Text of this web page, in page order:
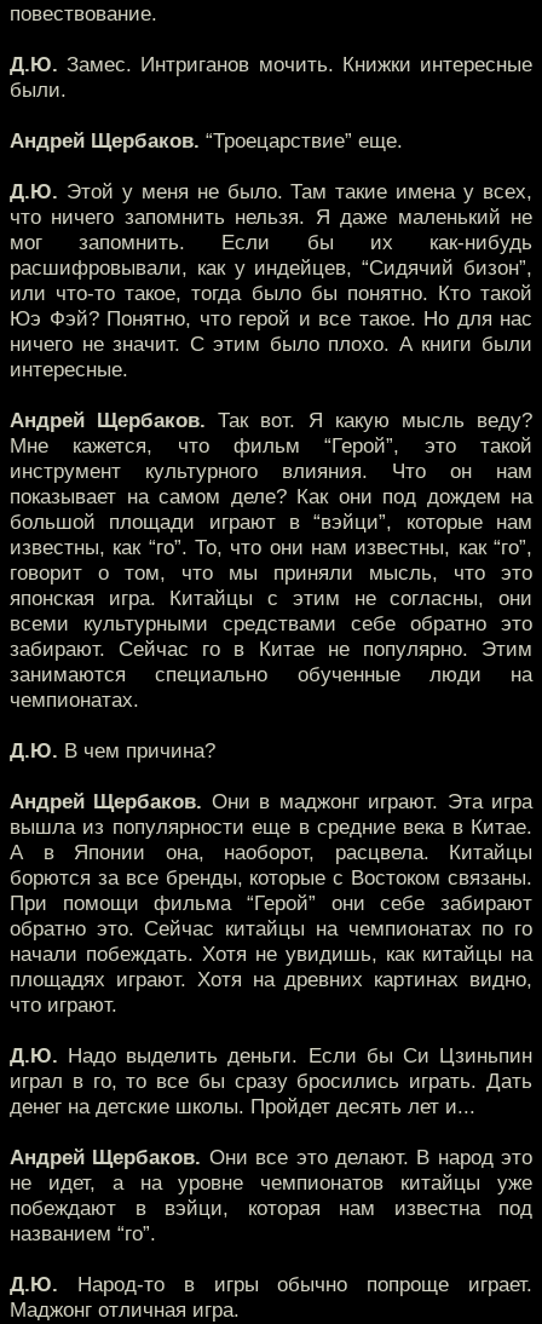
повествование.
Д.Ю. Замес. Интриганов мочить. Книжки интересные
были.
Андрей Щербаков. “Троецарствие” еще.
Д.Ю. Этой у меня не было. Там такие имена у всех,
что ничего запомнить нельзя. Я даже маленький не
мог запомнить. Если бы их как-нибудь
расшифровывали, как у индейцев, “Сидячий бизон”,
или что-то такое, тогда было бы понятно. Кто такой
Юэ Фэй? Понятно, что герой и все такое. Но для нас
ничего не значит. С этим было плохо. А книги были
интересные.
Андрей Щербаков. Так вот. Я какую мысль веду?
Мне кажется, что фильм “Герой”, это такой
инструмент культурного влияния. Что он нам
показывает на самом деле? Как они под дождем на
большой площади играют в “вэйци”, которые нам
известны, как “го”. То, что они нам известны, как “го”,
говорит о том, что мы приняли мысль, что это
японская игра. Китайцы с этим не согласны, они
всеми культурными средствами себе обратно это
забирают. Сейчас го в Китае не популярно. Этим
занимаются специально обученные люди на
чемпионатах.
Д.Ю. В чем причина?
Андрей Щербаков. Они в маджонг играют. Эта игра
вышла из популярности еще в средние века в Китае.
А в Японии она, наоборот, расцвела. Китайцы
борются за все бренды, которые с Востоком связаны.
При помощи фильма “Герой” они себе забирают
обратно это. Сейчас китайцы на чемпионатах по го
начали побеждать. Хотя не увидишь, как китайцы на
площадях играют. Хотя на древних картинах видно,
что играют.
Д.Ю. Надо выделить деньги. Если бы Си Цзиньпин
играл в го, то все бы сразу бросились играть. Дать
денег на детские школы. Пройдет десять лет и...
Андрей Щербаков. Они все это делают. В народ это
не идет, а на уровне чемпионатов китайцы уже
побеждают в вэйци, которая нам известна под
названием “го”.
Д.Ю. Народ-то в игры обычно попроще играет.
Маджонг отличная игра.